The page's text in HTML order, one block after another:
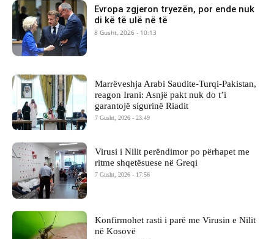
Evropa zgjeron tryezën, por ende nuk
di kë të ulë në të
8 Gusht, 2026 - 10:13
Marrëveshja Arabi Saudite-Turqi-Pakistan,
reagon Irani: Asnjë pakt nuk do t’i
garantojë sigurinë Riadit
7 Gusht, 2026 - 23:49
Virusi i Nilit perëndimor po përhapet me
ritme shqetësuese në Greqi
7 Gusht, 2026 - 17:56
Konfirmohet rasti i parë me Virusin e Nilit
në Kosovë